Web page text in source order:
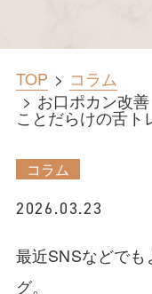
TOP
コラム
お口ポカン改
ことだらけの舌ト
コラム
2026.03.23
最近SNSなどで
グ。